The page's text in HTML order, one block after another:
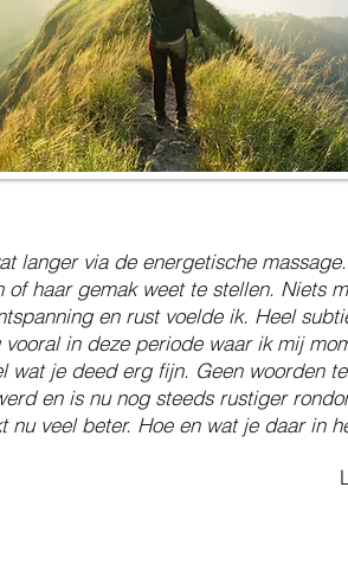
langer via de energetische
of haar gemak weet te stellen. Niets
en rust voelde ik. Heel
in deze periode waar ik mij
wat je deed erg fijn. Geen woorden
en is nu nog steeds rustiger
nu veel beter. Hoe en wat je daar in